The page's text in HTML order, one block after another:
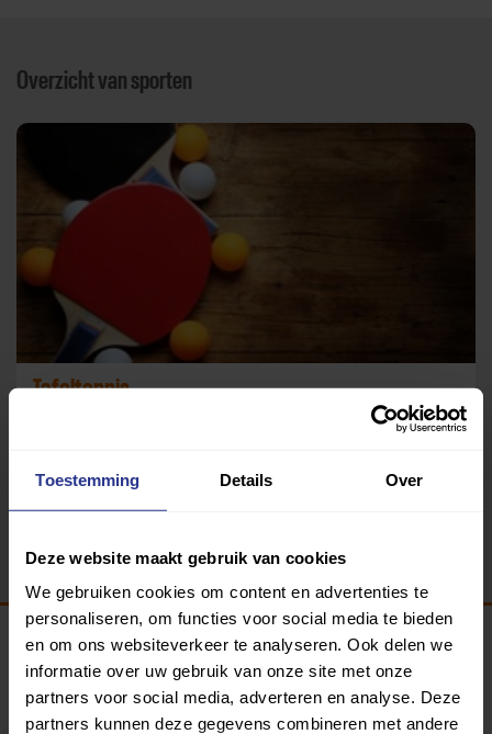
Toestemming Details Over
Deze website maakt gebruik van cookies
We gebruiken cookies om content en advertenties te
personaliseren, om functies voor social media te bieden
en om ons websiteverkeer te analyseren. Ook delen we
informatie over uw gebruik van onze site met onze
partners voor social media, adverteren en analyse. Deze
partners kunnen deze gegevens combineren met andere
Overzicht van sporten
Tafeltennis
Programma van: